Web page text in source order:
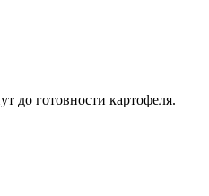
до готовности картофеля.